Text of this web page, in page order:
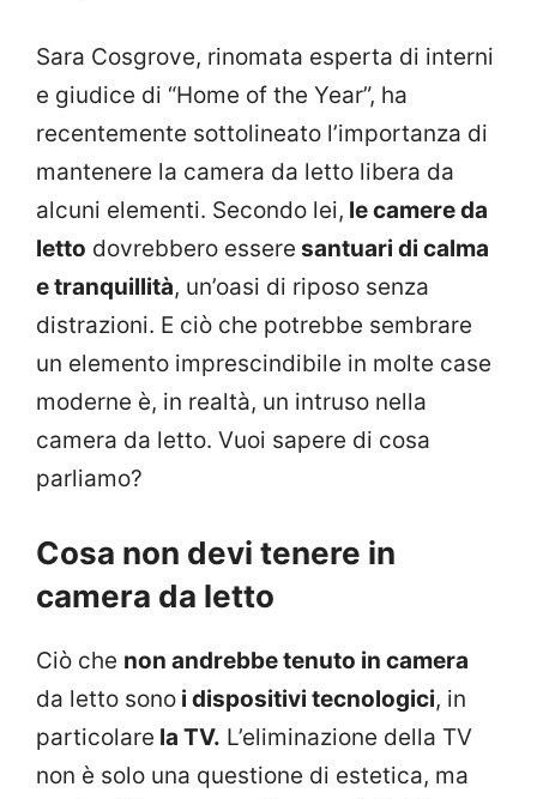
Sara Cosgrove, rinomata esperta di interni
e giudice di “Home of the Year”, ha
recentemente sottolineato l’importanza di
mantenere la camera da letto libera da
alcuni elementi. Secondo lei, le camere da
letto dovrebbero essere santuari di calma
e tranquillità, un’oasi di riposo senza
distrazioni. E ciò che potrebbe sembrare
un elemento imprescindibile in molte case
moderne è, in realtà, un intruso nella
camera da letto. Vuoi sapere di cosa
parliamo?
Cosa non devi tenere in
camera da letto
Ciò che non andrebbe tenuto in camera
da letto sono i dispositivi tecnologici, in
particolare la TV. L’eliminazione della TV
non è solo una questione di estetica, ma